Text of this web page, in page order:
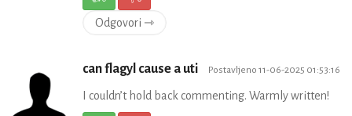
Odgovori ⇾
can flagyl cause a uti Postavljeno 11-06-2025 01:53:16
I couldn’t hold back commenting. Warmly written!